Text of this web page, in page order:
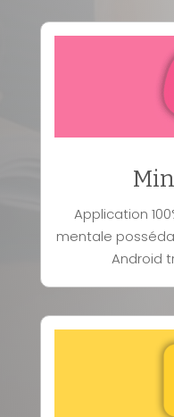
Application
mentale
Android